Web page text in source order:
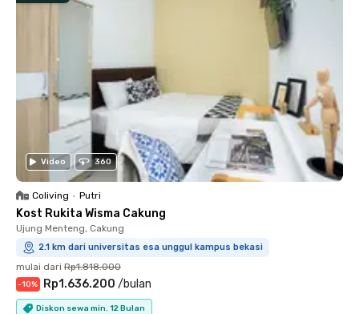
Video 360
Coliving • Putri
Kost Rukita Wisma Cakung
Ujung Menteng, Cakung
2.1 km dari universitas esa unggul kampus bekasi
mulai dari Rp1.818.000
-10% Rp1.636.200 /bulan
Diskon sewa min. 12 Bulan